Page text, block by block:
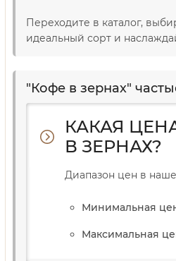
Переходите в каталог,
идеальный сорт и
"Кофе в зернах"
КАКАЯ
В ЗЕРНАХ?
Диапазон цен в
Минимальная
Максимальная